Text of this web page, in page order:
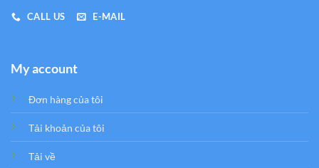
CALL US E-MAIL
My account
Đơn hàng của tôi
Tải khoản của tôi
Tải về